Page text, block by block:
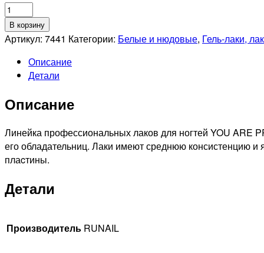
Количество
товара
RUNAIL
для
ногтей
ARE
8мл
№7441
В корзину
Артикул: 7441 Категории: Белые и нюдовые, Гель-лаки,
Описание
Детали
Описание
Линейка профессиональных лаков для ногтей YOU ARE
его обладательниц. Лаки имеют среднюю консистенцию и
плаcтины.
Детали
Производитель RUNAIL